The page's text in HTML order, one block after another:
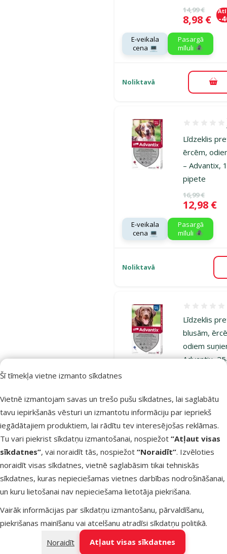
Šī tīmekļa vietne izmanto sīkdatnes
Vietnē izmantojam savas un trešo pušu sīkdatnes, lai saglabātu
tavu iepirkšanās vēsturi un izmantotu informāciju par iepriekš
iegādātajiem produktiem, lai rādītu tev interesējošas reklāmas.
Tu vari piekrist sīkdatņu izmantošanai, nospiežot “Atļaut visas
sīkdatnes”, vai noraidīt tās, nospiežot “Noraidīt”. Izvēloties
noraidīt visas sīkdatnes, vietnē saglabāsim tikai tehniskās
sīkdatnes, kuras nepieciešamas vietnes darbības nodrošināšanai,
un kuru lietošanai nav nepieciešama lietotāja piekrišana.
Vairāk informācijas par sīkdatņu izmantošanu, pārvaldīšanu,
piekrišanas mainīšanu vai atcelšanu atradīsi sīkdatņu politikā.
Noraidīt
Atļaut visas sīkdatnes
Oriģinālā
14,99 €
Cena
8,98 € -
E-veikala
cena 💻
Pasargā
mīluli 🕷️
Noliktavā
Līdzeklis
ērcēm,
– Advantix,
pipete
Oriģinālā
16,99 €
Cena
12,98 €
E-veikala
cena 💻
Pasargā
mīluli 🕷️
Noliktavā
Līdzeklis
blusām,
odiem
Advantix,
vet.zāles
NR. VA -
072463/3
Oriģinālā
18,99 €
Cena
13,98 €
E-veikala
cena 💻
Pasargā
mīluli 🕷️
Noliktavā